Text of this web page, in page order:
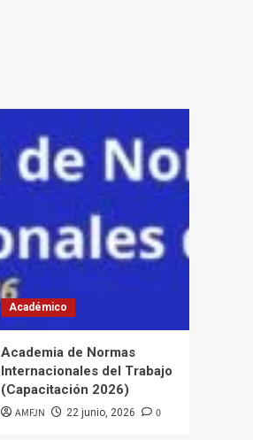
Académico
Academia de Normas
Internacionales del Trabajo
(Capacitación 2026)
AMFJN 22 junio, 2026 0